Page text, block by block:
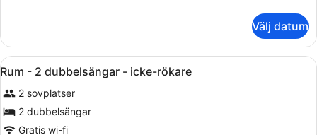
säng
rökare
-
kingsize-
-
rökare
Välj datum
Öppna
alla
foton
för
Rum
Ett hotellrum med två sängar, en
1
Rum - 2 dubbelsängar - icke-rökare
2 sovplatser
2 dubbelsängar
Gratis wi-fi